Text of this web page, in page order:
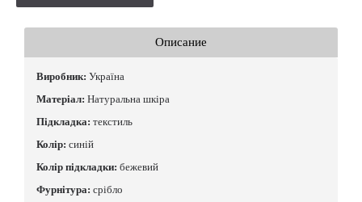
Описание
Виробник: Україна
Матеріал: Натуральна шкіра
Підкладка: текстиль
Колір: синій
Колір підкладки: бежевий
Фурнітура: срібло